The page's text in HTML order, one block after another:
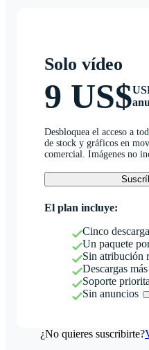
Solo vídeo
9 US$
Desbloquea el acceso a
de stock y gráficos en
comercial. Imágenes no
El plan incluye:
Cinco
Un paquete
Sin atribución
Descargas
Soporte
Sin anuncios
¿No quieres suscribirte?